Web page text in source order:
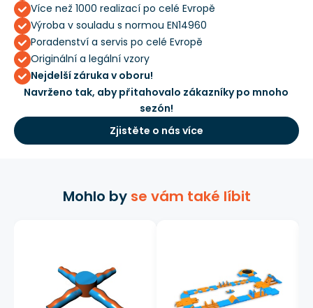
Více než 1000 realizací po celé Evropě
Výroba v souladu s normou EN14960
Poradenství a servis po celé Evropě
Originální a legální vzory
Nejdelší záruka v oboru!
Navrženo tak, aby přitahovalo zákazníky po mnoho
sezón!
Zjistěte o nás více
Mohlo by se vám také líbit